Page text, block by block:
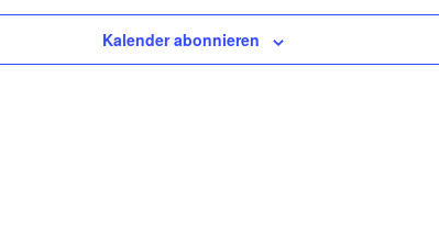
Kalender abonnieren